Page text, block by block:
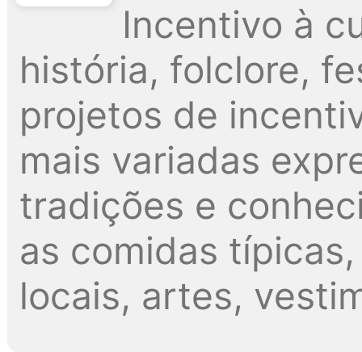
Incentivo à
história, folclore,
projetos de
mais variadas
tradições e
as comidas
locais, artes,